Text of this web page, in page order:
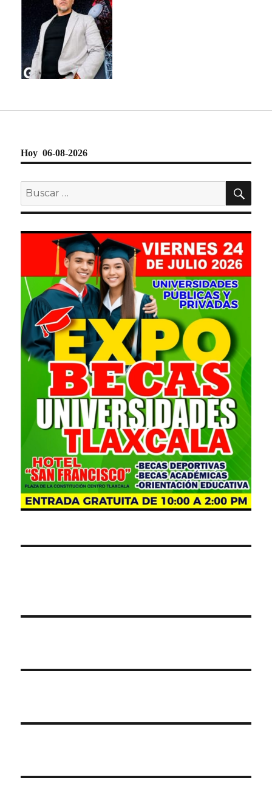
Hoy 06-08-2026
Buscar
por: